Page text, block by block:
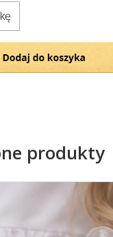
Dodaj do koszyka
produkty